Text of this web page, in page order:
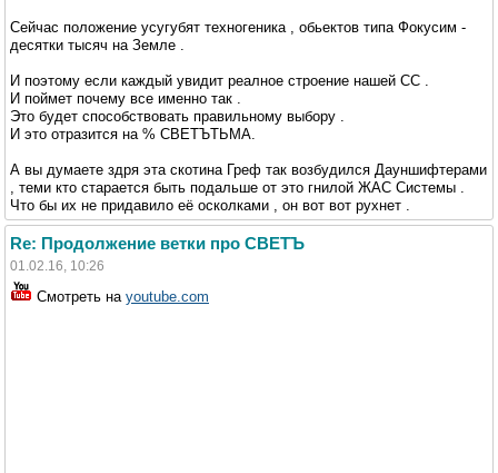
Сейчас положение усугубят техногеника , обьектов типа Фокусим -
десятки тысяч на Земле .
И поэтому если каждый увидит реалное строение нашей СС .
И поймет почему все именно так .
Это будет способствовать правильному выбору .
И это отразится на % СВЕТЪТЬМА.
А вы думаете здря эта скотина Греф так возбудился Дауншифтерами
, теми кто старается быть подальше от это гнилой ЖАС Системы .
Что бы их не придавило её осколками , он вот вот рухнет .
Re: Продолжение ветки про СВЕТЪ
01.02.16, 10:26
Смотреть на youtube.com